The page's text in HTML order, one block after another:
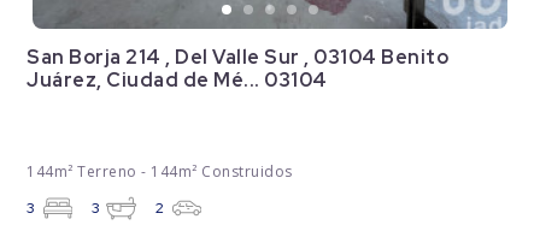
San Borja 214 , Del Valle Sur , 03104 Benito
Juárez, Ciudad de Mé... 03104
144m² Terreno - 144m² Construidos
3 3 2